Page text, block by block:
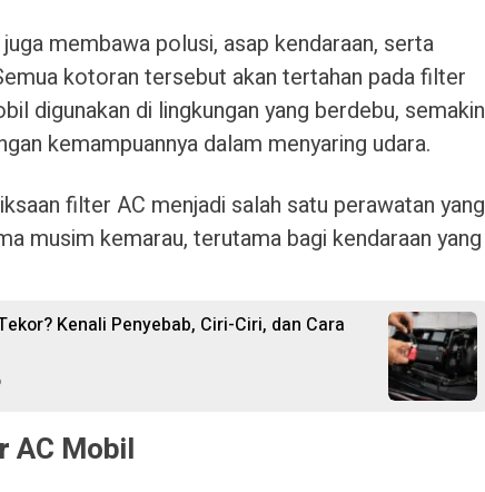
membawa polusi, asap kendaraan, serta
kotoran tersebut akan tertahan pada filter
digunakan di lingkungan yang berdebu, semakin
kemampuannya dalam menyaring udara.
filter AC menjadi salah satu perawatan yang
musim kemarau, terutama bagi kendaraan yang
Kenali Penyebab, Ciri-Ciri, dan Cara
AC Mobil